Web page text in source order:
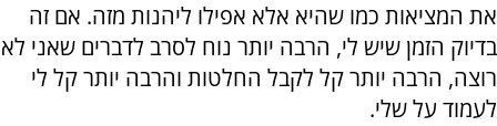
את המציאות כמו שהיא אלא אפילו ליהנות מזה. אם זה
בדיוק הזמן שיש לי, הרבה יותר נוח לסרב לדברים שאני לא
רוצה, הרבה יותר קל לקבל החלטות והרבה יותר קל לי
לעמוד על שלי.